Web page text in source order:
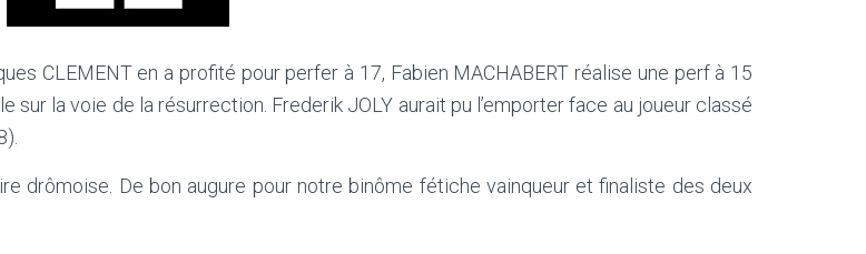
CLEMENT en a profité pour perfer à 17, Fabien MACHABERT réalise une perf à 15
la voie de la résurrection. Frederik JOLY aurait pu l’emporter face au joueur classé
drômoise. De bon augure pour notre binôme fétiche vainqueur et finaliste des deux